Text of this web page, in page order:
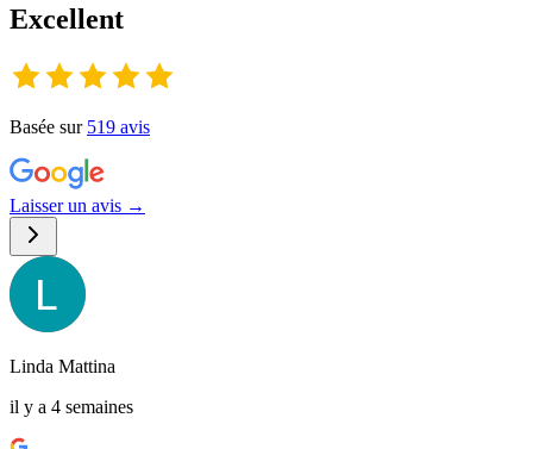
Excellent
Basée sur 519 avis
Laisser un avis →
Linda Mattina
il y a 4 semaines